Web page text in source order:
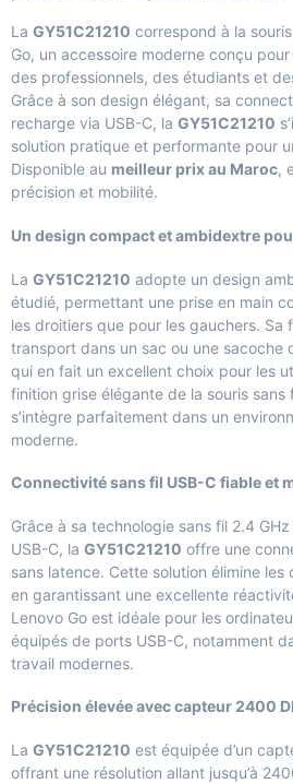
La GY51C21210 correspond à la
Go, un accessoire moderne conçu
des professionnels, des étudiants et
Grâce à son design élégant, sa
recharge via USB-C, la GY51C21210
solution pratique et performante pour
Disponible au meilleur prix au Maroc,
précision et mobilité.
Un design compact et ambidextre
La GY51C21210 adopte un design
étudié, permettant une prise en main
les droitiers que pour les gauchers.
transport dans un sac ou une sacoche
qui en fait un excellent choix pour les
finition grise élégante de la souris sans
s’intègre parfaitement dans un
moderne.
Connectivité sans fil USB-C fiable et
Grâce à sa technologie sans fil 2.4
USB-C, la GY51C21210 offre une
sans latence. Cette solution élimine
en garantissant une excellente
Lenovo Go est idéale pour les
équipés de ports USB-C, notamment
travail modernes.
Précision élevée avec capteur 2400
La GY51C21210 est équipée d’un
offrant une résolution allant jusqu’à